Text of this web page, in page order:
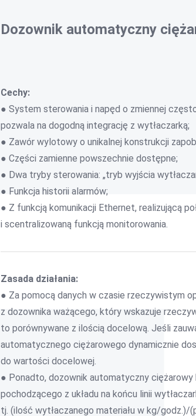
Dozownik automatyczny
Cechy:
● System sterowania i napęd o zmiennej
pozwala na dogodną integrację z wytłaczarką;
● Zawór wylotowy o unikalnej konstrukcji
● Części zamienne powszechnie dostępne;
● Dwa tryby sterowania: „tryb wyjścia
● Funkcja historii alarmów;
● Z funkcją komunikacji Ethernet, realizującą
i scentralizowaną funkcją monitorowania.
Zasada działania:
● Za pomocą danych w czasie rzeczywistym
z dozownika ważącego, który wskazuje
to porównywane z ilością docelową. Jeśli
automatycznego ciężarowego dynamicznie
do wartości docelowej.
● Ponadto, dozownik automatyczny ciężarowy
pochodzącego z układu na końcu linii
tj. (ilość wytłaczanego materiału w kg/